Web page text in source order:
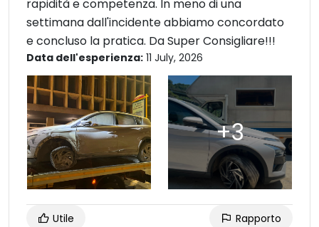
rapidità e competenza. In meno di una
settimana dall'incidente abbiamo concordato
e concluso la pratica. Da Super Consigliare!!!
Data dell'esperienza: 11 July, 2026
Utile Rapporto